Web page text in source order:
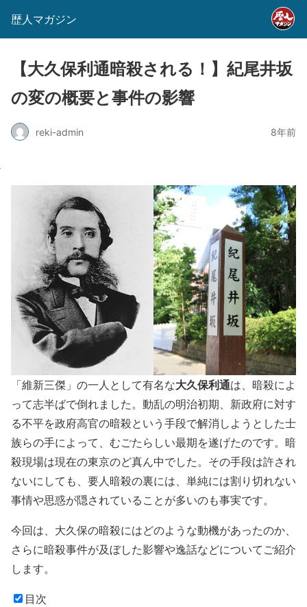
歴人マガジン
【大久保利通暗殺される！】紀尾井坂
の変の概要と事件の影響
reki-admin 8年前
「維新三傑」の一人として有名な大久保利通は、暗殺によ
って志半ばで倒れました。動乱の明治初期、新政府に対す
る不平を政府高官の暗殺という手段で解消しようとした士
族らの手によって、むごたらしい最期を遂げたのです。暗
殺現場は現在の東京のど真ん中でした。その手段は許され
ないにしても、要人暗殺の裏には、単純には割り切れない
事情や思惑が隠されていることが多いのも事実です。
今回は、大久保の暗殺にはどのような動機があったのか、
さらに暗殺事件が及ぼした影響や逸話などについてご紹介
します。
目次